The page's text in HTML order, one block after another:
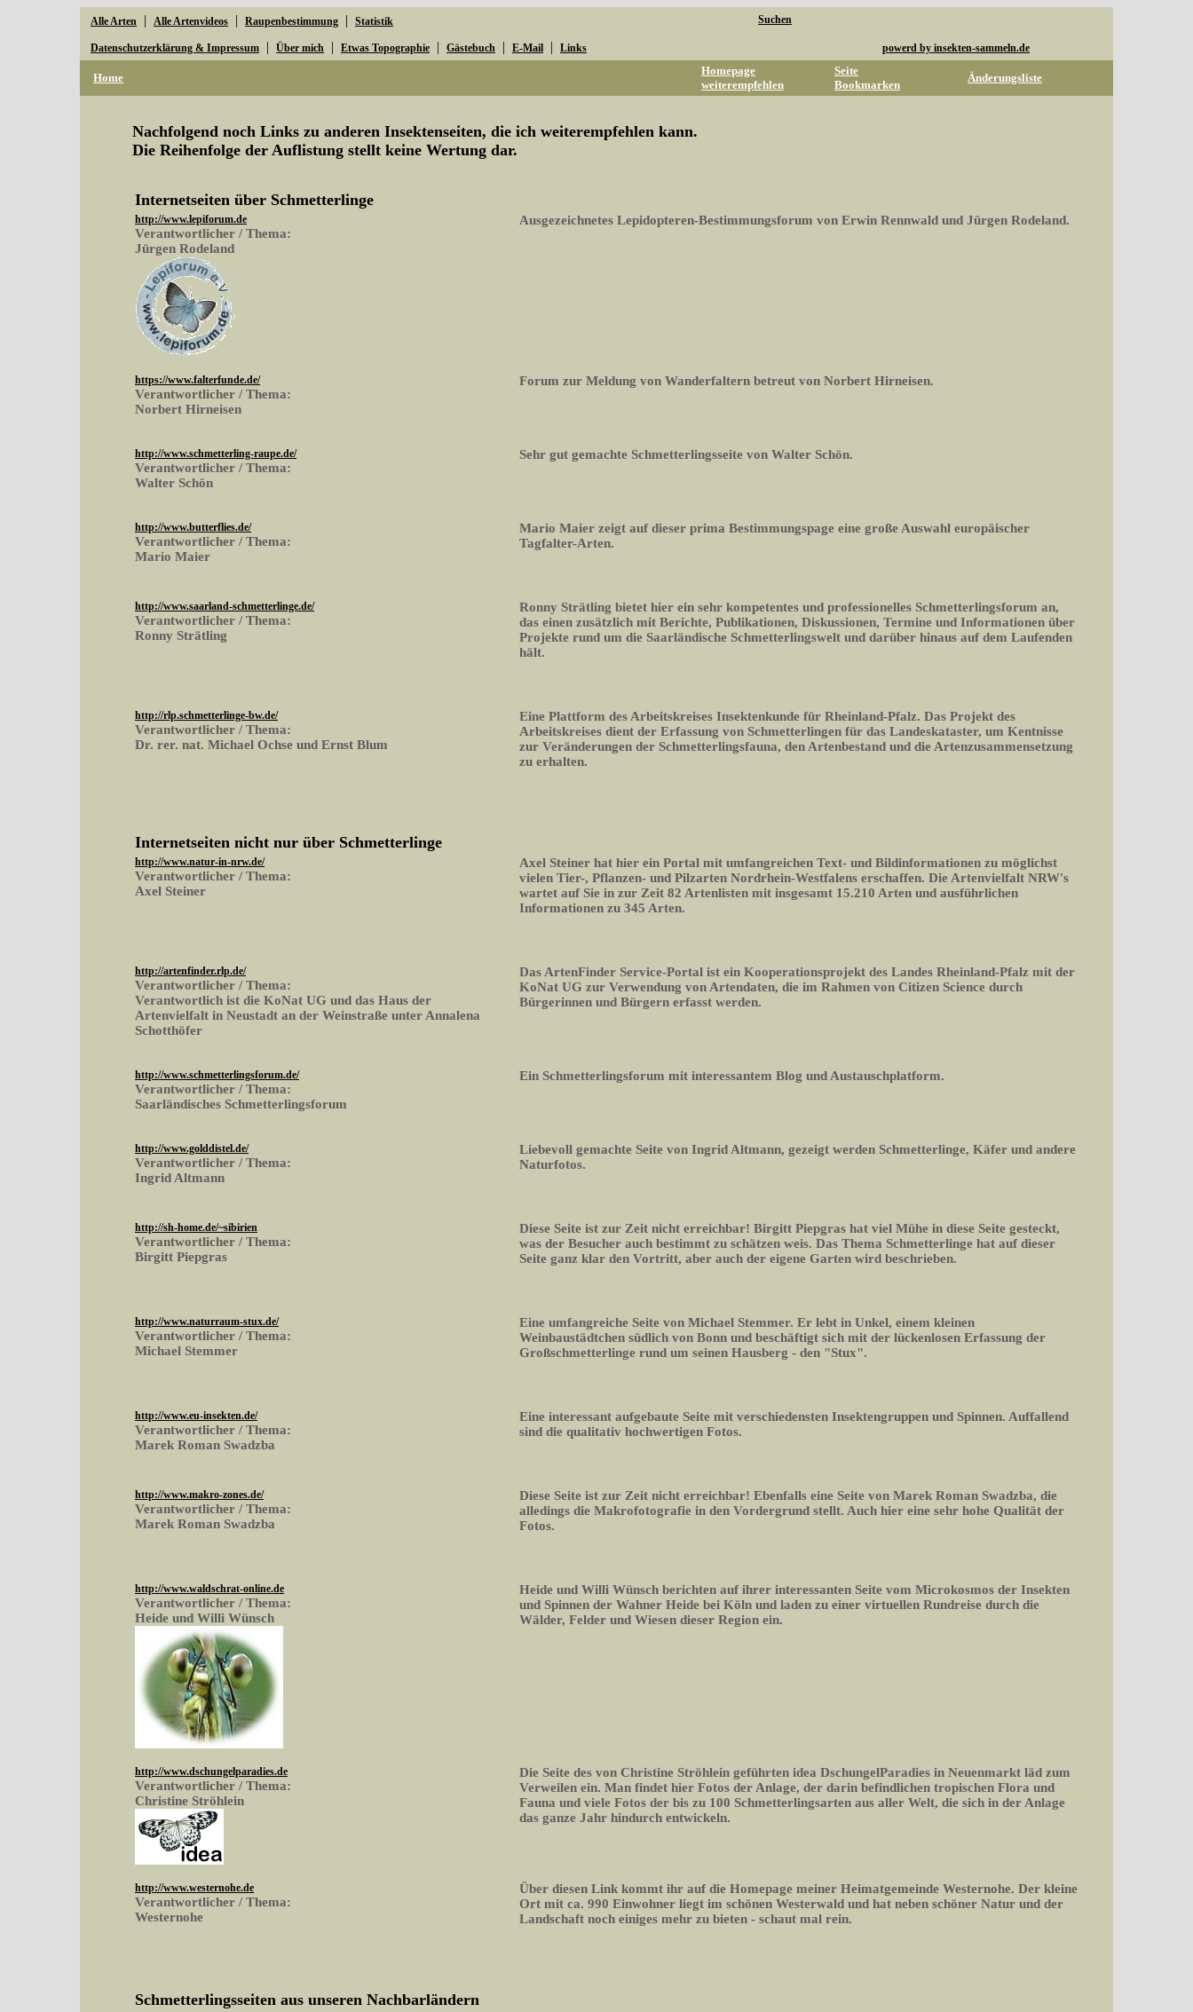
Alle Arten | Alle Artenvideos | Raupenbestimmung | Statistik Suchen
Datenschutzerklärung & Impressum | Über mich | Etwas Topographie | Gästebuch | E-Mail | Links powerd by insekten-sammeln.de
Home
Homepage
weiterempfehlen
Seite
Bookmarken
Änderungsliste
Nachfolgend noch Links zu anderen Insektenseiten, die ich weiterempfehlen kann.
Die Reihenfolge der Auflistung stellt keine Wertung dar.
Internetseiten über Schmetterlinge
http://www.lepiforum.de
Verantwortlicher / Thema:
Jürgen Rodeland
Ausgezeichnetes Lepidopteren-Bestimmungsforum von Erwin Rennwald und Jürgen Rodeland.
https://www.falterfunde.de/
Verantwortlicher / Thema:
Norbert Hirneisen
Forum zur Meldung von Wanderfaltern betreut von Norbert Hirneisen.
http://www.schmetterling-raupe.de/
Verantwortlicher / Thema:
Walter Schön
Sehr gut gemachte Schmetterlingsseite von Walter Schön.
http://www.butterflies.de/
Verantwortlicher / Thema:
Mario Maier
Mario Maier zeigt auf dieser prima Bestimmungspage eine große Auswahl europäischer
Tagfalter-Arten.
http://www.saarland-schmetterlinge.de/
Verantwortlicher / Thema:
Ronny Strätling
Ronny Strätling bietet hier ein sehr kompetentes und professionelles Schmetterlingsforum an,
das einen zusätzlich mit Berichte, Publikationen, Diskussionen, Termine und Informationen über
Projekte rund um die Saarländische Schmetterlingswelt und darüber hinaus auf dem Laufenden
hält.
http://rlp.schmetterlinge-bw.de/
Verantwortlicher / Thema:
Dr. rer. nat. Michael Ochse und Ernst Blum
Eine Plattform des Arbeitskreises Insektenkunde für Rheinland-Pfalz. Das Projekt des
Arbeitskreises dient der Erfassung von Schmetterlingen für das Landeskataster, um Kentnisse
zur Veränderungen der Schmetterlingsfauna, den Artenbestand und die Artenzusammensetzung
zu erhalten.
Internetseiten nicht nur über Schmetterlinge
http://www.natur-in-nrw.de/
Verantwortlicher / Thema:
Axel Steiner
Axel Steiner hat hier ein Portal mit umfangreichen Text- und Bildinformationen zu möglichst
vielen Tier-, Pflanzen- und Pilzarten Nordrhein-Westfalens erschaffen. Die Artenvielfalt NRW's
wartet auf Sie in zur Zeit 82 Artenlisten mit insgesamt 15.210 Arten und ausführlichen
Informationen zu 345 Arten.
http://artenfinder.rlp.de/
Verantwortlicher / Thema:
Verantwortlich ist die KoNat UG und das Haus der
Artenvielfalt in Neustadt an der Weinstraße unter Annalena
Schotthöfer
Das ArtenFinder Service-Portal ist ein Kooperationsprojekt des Landes Rheinland-Pfalz mit der
KoNat UG zur Verwendung von Artendaten, die im Rahmen von Citizen Science durch
Bürgerinnen und Bürgern erfasst werden.
http://www.schmetterlingsforum.de/
Verantwortlicher / Thema:
Saarländisches Schmetterlingsforum
Ein Schmetterlingsforum mit interessantem Blog und Austauschplatform.
http://www.golddistel.de/
Verantwortlicher / Thema:
Ingrid Altmann
Liebevoll gemachte Seite von Ingrid Altmann, gezeigt werden Schmetterlinge, Käfer und andere
Naturfotos.
http://sh-home.de/~sibirien
Verantwortlicher / Thema:
Birgitt Piepgras
Diese Seite ist zur Zeit nicht erreichbar! Birgitt Piepgras hat viel Mühe in diese Seite gesteckt,
was der Besucher auch bestimmt zu schätzen weis. Das Thema Schmetterlinge hat auf dieser
Seite ganz klar den Vortritt, aber auch der eigene Garten wird beschrieben.
http://www.naturraum-stux.de/
Verantwortlicher / Thema:
Michael Stemmer
Eine umfangreiche Seite von Michael Stemmer. Er lebt in Unkel, einem kleinen
Weinbaustädtchen südlich von Bonn und beschäftigt sich mit der lückenlosen Erfassung der
Großschmetterlinge rund um seinen Hausberg - den "Stux".
http://www.eu-insekten.de/
Verantwortlicher / Thema:
Marek Roman Swadzba
Eine interessant aufgebaute Seite mit verschiedensten Insektengruppen und Spinnen. Auffallend
sind die qualitativ hochwertigen Fotos.
http://www.makro-zones.de/
Verantwortlicher / Thema:
Marek Roman Swadzba
Diese Seite ist zur Zeit nicht erreichbar! Ebenfalls eine Seite von Marek Roman Swadzba, die
alledings die Makrofotografie in den Vordergrund stellt. Auch hier eine sehr hohe Qualität der
Fotos.
http://www.waldschrat-online.de
Verantwortlicher / Thema:
Heide und Willi Wünsch
Heide und Willi Wünsch berichten auf ihrer interessanten Seite vom Microkosmos der Insekten
und Spinnen der Wahner Heide bei Köln und laden zu einer virtuellen Rundreise durch die
Wälder, Felder und Wiesen dieser Region ein.
http://www.dschungelparadies.de
Verantwortlicher / Thema:
Christine Ströhlein
Die Seite des von Christine Ströhlein geführten idea DschungelParadies in Neuenmarkt läd zum
Verweilen ein. Man findet hier Fotos der Anlage, der darin befindlichen tropischen Flora und
Fauna und viele Fotos der bis zu 100 Schmetterlingsarten aus aller Welt, die sich in der Anlage
das ganze Jahr hindurch entwickeln.
http://www.westernohe.de
Verantwortlicher / Thema:
Westernohe
Über diesen Link kommt ihr auf die Homepage meiner Heimatgemeinde Westernohe. Der kleine
Ort mit ca. 990 Einwohner liegt im schönen Westerwald und hat neben schöner Natur und der
Landschaft noch einiges mehr zu bieten - schaut mal rein.
Schmetterlingsseiten aus unseren Nachbarländern